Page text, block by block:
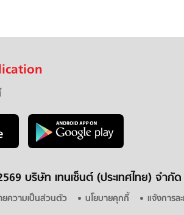
บริษัท เทนเซ็นต์ (ประเทศไทย) จำกัด
ยความเป็นส่วนตัว นโยบายคุกกี้ แจ้งการล